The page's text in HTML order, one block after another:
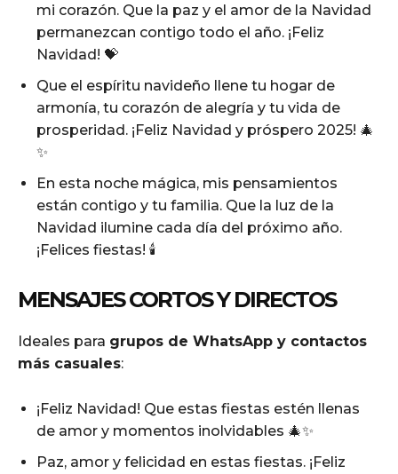
mi corazón. Que la paz y el amor de la Navidad
permanezcan contigo todo el año. ¡Feliz
Navidad! 💝
Que el espíritu navideño llene tu hogar de
armonía, tu corazón de alegría y tu vida de
prosperidad. ¡Feliz Navidad y próspero 2025! 🎄
✨
En esta noche mágica, mis pensamientos
están contigo y tu familia. Que la luz de la
Navidad ilumine cada día del próximo año.
¡Felices fiestas! 🕯️
MENSAJES CORTOS Y DIRECTOS
Ideales para grupos de WhatsApp y contactos
más casuales:
¡Feliz Navidad! Que estas fiestas estén llenas
de amor y momentos inolvidables 🎄✨
Paz, amor y felicidad en estas fiestas. ¡Feliz